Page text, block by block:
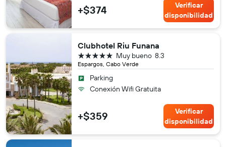
+$374
Verificar
disponibilidad
Clubhotel Riu Funana
Espargos, Cabo Verde
8.3
Muy bueno
5 estrellas
Parking
Conexión Wifi Gratuita
+$359
Verificar
disponibilidad